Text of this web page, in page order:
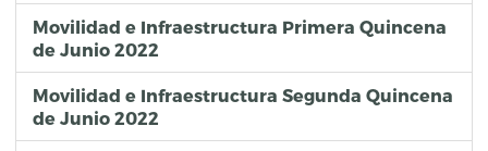
Movilidad e Infraestructura Primera Quincena
de Junio 2022
Movilidad e Infraestructura Segunda Quincena
de Junio 2022